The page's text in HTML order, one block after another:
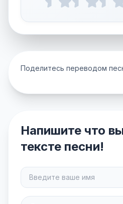
Поделитесь переводом
Напишите что
тексте песни!